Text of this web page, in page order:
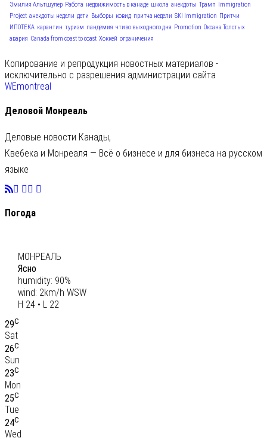
Эмилия Альтшулер Работа недвижимость в канаде школа анекдоты Трамп
Immigration
Project анекдоты недели дети Выборы ковид притча недели SKI Immigration Притчи
ИПОТЕКА карантин туризм пандемия чтиво выходного дня Promotion Оксана Толстых
авария Canada from coast to coast Хоккей ограничения
Копирование и репродукция новостных материалов -
исключительно с разрешения администрации сайта
WEmontreal
Деловой Монреаль
Деловые новости Канады,
Квебека и Монреаля — Всё о бизнесе и для бизнеса на русском
языке
Погода
МОНРЕАЛЬ
Ясно
humidity: 90%
wind: 2km/h WSW
H 24 • L 22
29C
Sat
26C
Sun
23C
Mon
25C
Tue
24C
Wed